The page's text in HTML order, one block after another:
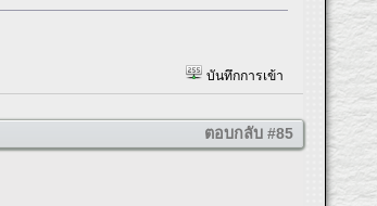
บันทึกการเข้า
ตอบกลับ #85